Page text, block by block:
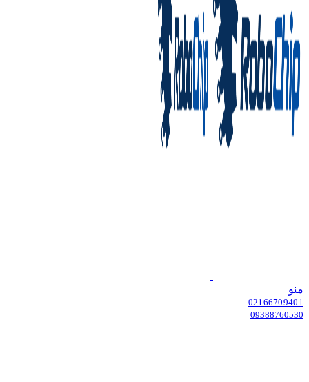
منو
02166709401
09388760530